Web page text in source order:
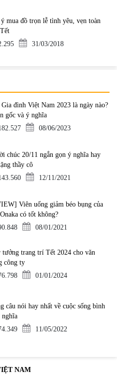
mua đồ trọn lễ tình yêu, vẹn toàn
31/03/2018
Gia đình Việt Nam 2023 là ngày nào?
gốc và ý nghĩa
08/06/2023
chúc 20/11 ngắn gọn ý nghĩa hay
thầy cô
12/11/2021
Viên uống giảm béo bụng của
có tốt không?
08/01/2021
tưởng trang trí Tết 2024 cho văn
công ty
01/01/2024
câu nói hay nhất về cuộc sống bình
nghĩa
11/05/2022
NAM